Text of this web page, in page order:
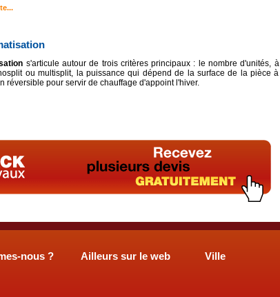
s'articule autour de trois critères principaux : le nombre d'unités, à
ou multisplit, la puissance qui dépend de la surface de la pièce à
réversible pour servir de chauffage d'appoint l'hiver.
nous ? Ailleurs sur le web Ville